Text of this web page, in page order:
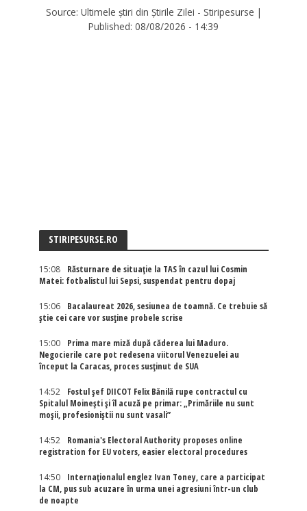
Source: Ultimele știri din Știrile Zilei - Stiripesurse |
Published: 08/08/2026 - 14:39
STIRIPESURSE.RO
15:08
Răsturnare de situație la TAS în cazul lui Cosmin
Matei: fotbalistul lui Sepsi, suspendat pentru dopaj
15:06
Bacalaureat 2026, sesiunea de toamnă. Ce trebuie să
știe cei care vor susține probele scrise
15:00
Prima mare miză după căderea lui Maduro.
Negocierile care pot redesena viitorul Venezuelei au
început la Caracas, proces susținut de SUA
14:52
Fostul șef DIICOT Felix Bănilă rupe contractul cu
Spitalul Moinești și îl acuză pe primar: „Primăriile nu sunt
moșii, profesioniștii nu sunt vasali”
14:52
Romania's Electoral Authority proposes online
registration for EU voters, easier electoral procedures
14:50
Internaţionalul englez Ivan Toney, care a participat
la CM, pus sub acuzare în urma unei agresiuni într-un club
de noapte